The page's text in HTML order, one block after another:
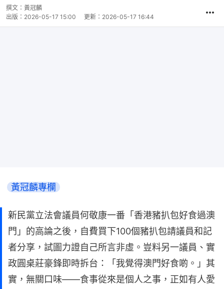
撰文： 黃冠麟
出版： 2026-05-17 15:00 更新： 2026-05-17 16:44
黃冠麟專欄
新民黨立法會議員何敬康一番「香港豬扒包好食過澳
門」的高論之後，自費買下100個豬扒包請議員和記
者分享，試圖力證自己所言非虛。豈料另一議員、實
政圓桌莊豪鋒即時拆台：「我覺得澳門好食啲。」其
實，無關口味——食事從來是個人之事，正如有人愛